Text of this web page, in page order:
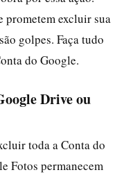
prometem excluir sua
golpes. Faça tudo
do Google.
Drive ou
toda a Conta do
Fotos permanecem